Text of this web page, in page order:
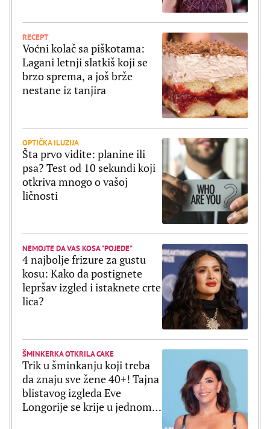
RECEPT
Voćni kolač sa piškotama:
Lagani letnji slatkiš koji se
brzo sprema, a još brže
nestane iz tanjira
OPTIČKA ILUZIJA
Šta prvo vidite: planine ili
psa? Test od 10 sekundi koji
otkriva mnogo o vašoj
ličnosti
NEMOJTE DA VAS KOSA "POJEDE"
4 najbolje frizure za gustu
kosu: Kako da postignete
lepršav izgled i istaknete crte
lica?
ŠMINKERKA OTKRILA CAKE
Trik u šminkanju koji treba
da znaju sve žene 40+! Tajna
blistavog izgleda Eve
Longorije se krije u jednom